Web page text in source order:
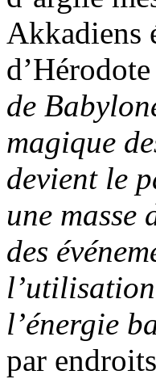
Akkadiens
de
magique
devient le
une masse
des
l’énergie
par